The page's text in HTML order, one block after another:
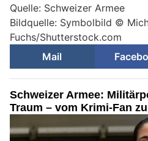
Quelle: Schweizer Armee
Bildquelle: Symbolbild ©
Fuchs/Shutterstock.com
Mail
Schweizer Armee:
Traum – vom Krimi-Fan